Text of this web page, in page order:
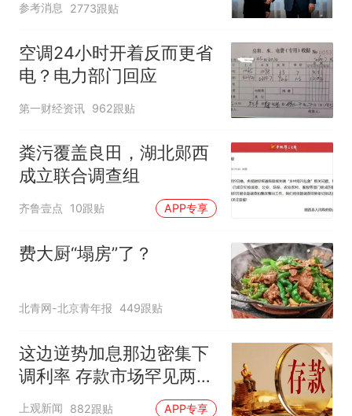
参考消息 2773跟贴
空调24小时开着反而更省
电？电力部门回应
第一财经资讯 962跟贴
粪污覆盖良田，湖北郧西
成立联合调查组
齐鲁壹点 10跟贴 APP专享
费大厨“塌房”了？
北青网-北京青年报 449跟贴
这边逆势加息那边密集下
调利率 存款市场罕见两极
分化
上观新闻 882跟贴 APP专享